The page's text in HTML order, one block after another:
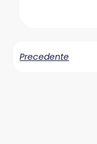
Precedente